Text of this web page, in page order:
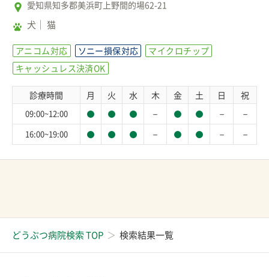
愛知県知多郡美浜町上野間的場62-21
犬 猫
アニコム対応 ソニー損保対応
マイクロチップ
キャッシュレス決済OK
診療時間 月 火 水 木 金 土 日 祝
09:00~12:00 － － －
16:00~19:00 － － －
どうぶつ病院検索 TOP 検索結果一覧